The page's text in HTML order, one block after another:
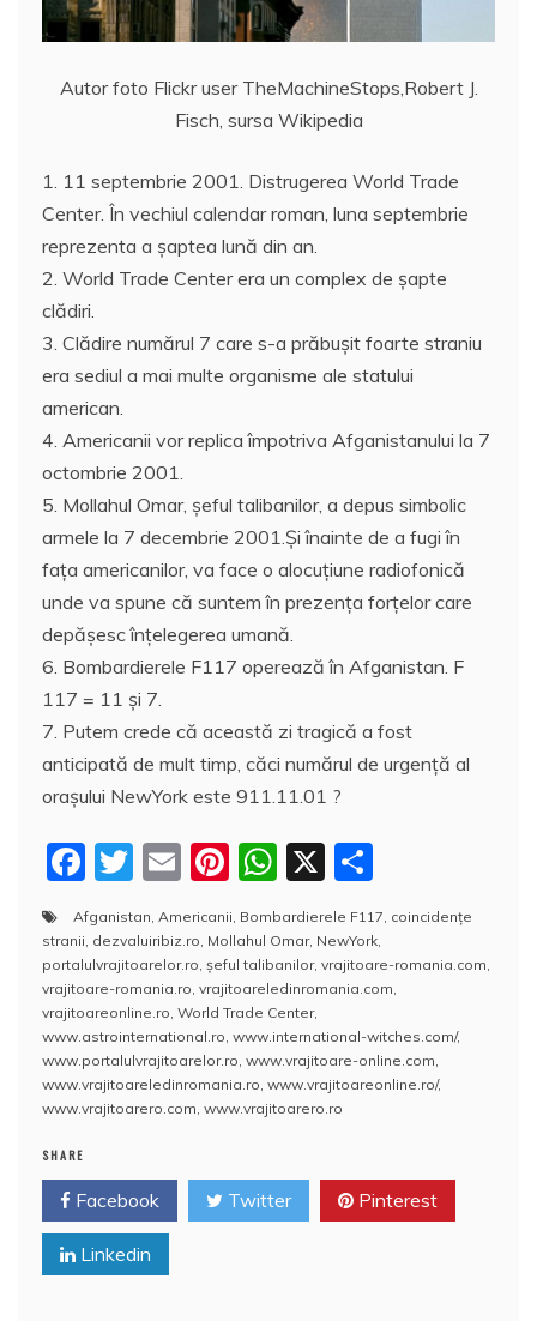
Autor foto Flickr user TheMachineStops,Robert J.
Fisch, sursa Wikipedia
1. 11 septembrie 2001. Distrugerea World Trade
Center. În vechiul calendar roman, luna septembrie
reprezenta a şaptea lună din an.
2. World Trade Center era un complex de şapte
clădiri.
3. Clădire numărul 7 care s-a prăbuşit foarte straniu
era sediul a mai multe organisme ale statului
american.
4. Americanii vor replica împotriva Afganistanului la 7
octombrie 2001.
5. Mollahul Omar, şeful talibanilor, a depus simbolic
armele la 7 decembrie 2001.Şi înainte de a fugi în
faţa americanilor, va face o alocuţiune radiofonică
unde va spune că suntem în prezenţa forţelor care
depăşesc înţelegerea umană.
6. Bombardierele F117 operează în Afganistan. F
117 = 11 şi 7.
7. Putem crede că această zi tragică a fost
anticipată de mult timp, căci numărul de urgenţă al
oraşului NewYork este 911.11.01 ?
F
a
c
e
b
o
o
k
T
w
itt
er
E
m
ai
l
Pi
nt
er
e
st
W
at
s
A
p
p
X
a
rt
aj
a
z
Afganistan, Americanii, Bombardierele F117, coincidenţe
stranii, dezvaluiribiz.ro, Mollahul Omar, NewYork,
portalulvrajitoarelor.ro, şeful talibanilor, vrajitoare-romania.com,
vrajitoare-romania.ro, vrajitoareledinromania.com,
vrajitoareonline.ro, World Trade Center,
www.astrointernational.ro, www.international-witches.com/,
www.portalulvrajitoarelor.ro, www.vrajitoare-online.com,
www.vrajitoareledinromania.ro, www.vrajitoareonline.ro/,
www.vrajitoarero.com, www.vrajitoarero.ro
SHARE
Facebook Twitter Pinterest
Linkedin